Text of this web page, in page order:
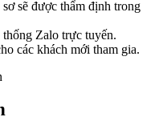
sẽ được thẩm định trong
Zalo trực tuyến.
các khách mới tham gia.